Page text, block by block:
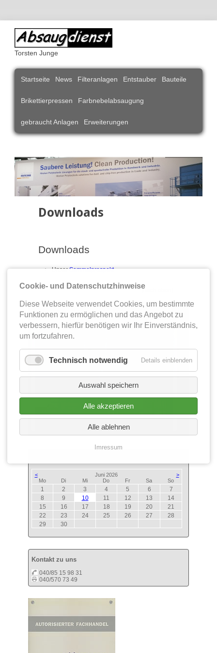
Torsten Junge
Navigation
überspringen
Startseite News Filteranlagen Entstauber Bauteile
Brikettierpressen Farbnebelabsaugung
gebraucht Anlagen Erweiterungen
Downloads
Downloads
UnserSammelprospekt.
[nach oben]
Absauganlagen
< Juni 2026
>
Montag Dienstag Mittwoch Donnerstag
Freitag Samstag Sonntag
1 2 3 4 5 6
7
8
9 10 11 12 13
14
15
16 17 18 19 20
21
22
23 24 25 26 27
28
29
30
Kontakt zu uns
040/85 15 98 31
040/570 73 49
Cookie- und Datenschutzhinweise
Diese Webseite verwendet Cookies, um bestimmte
Funktionen zu ermöglichen und das Angebot zu
verbessern, hierfür benötigen wir Ihr Einverständnis,
um fortzufahren.
Technisch notwendig Details einblenden
Auswahl speichern
Alle akzeptieren
Alle ablehnen
Imressum